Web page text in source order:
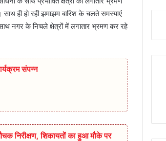
साथ ही हो रही झमाझम बारिश के चलते समस्याएं
नगर के निचले क्षेत्रों में लगातार भ्रमण कर रहे
संपन्न
निरीक्षण, शिकायतों का हुआ मौके पर